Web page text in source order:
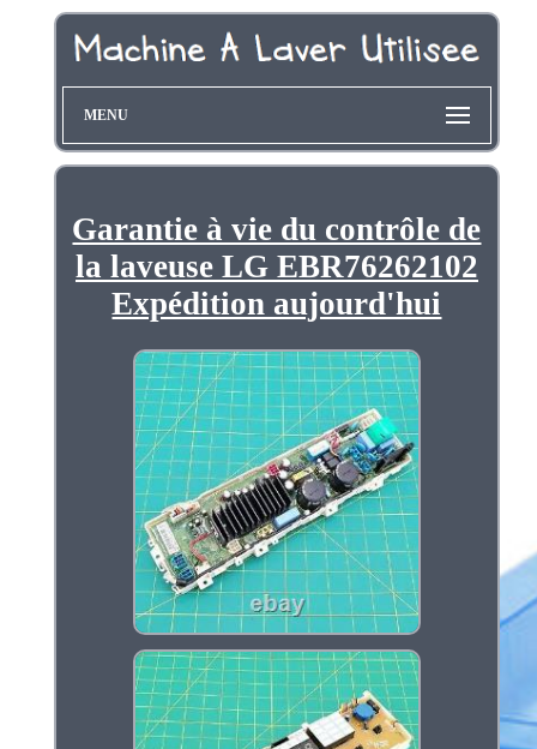
MENU
Garantie à vie du contrôle de
la laveuse LG EBR76262102
Expédition aujourd'hui